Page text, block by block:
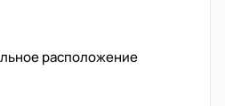
расположение